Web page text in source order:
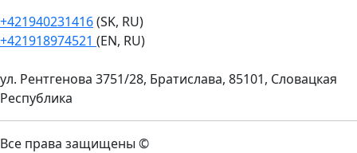
+421940231416(SK, RU)
+421918974521 (EN, RU)
ул. Рентгенова 3751/28, Братислава, 85101, Словацкая
Республика
Все права защищены ©